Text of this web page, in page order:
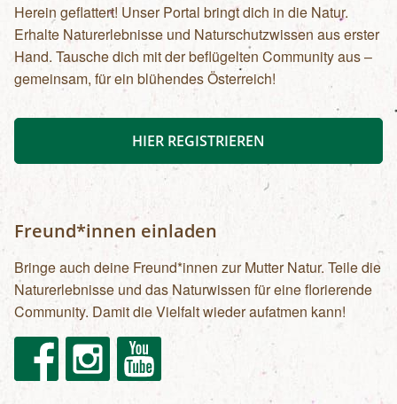
Herein geflattert! Unser Portal bringt dich in die Natur.
Erhalte Naturerlebnisse und Naturschutzwissen aus erster
Hand. Tausche dich mit der beflügelten Community aus –
gemeinsam, für ein blühendes Österreich!
HIER REGISTRIEREN
Freund*innen einladen
Bringe auch deine Freund*innen zur Mutter Natur. Teile die
Naturerlebnisse und das Naturwissen für eine florierende
Community. Damit die Vielfalt wieder aufatmen kann!
FacebookInstagram Youtube